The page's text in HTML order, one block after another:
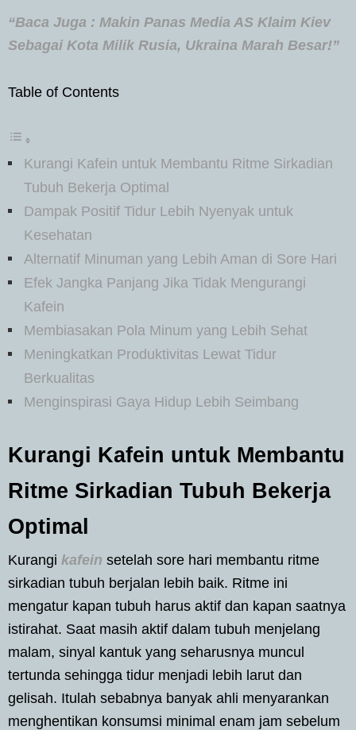
“Baca Juga : Makin Panas Media AS Klaim Kiev
Sebagai Kota Milik Rusia, Ukraina Marah Besar!”
Table of Contents
Kurangi Kafein untuk Membantu Ritme Sirkadian
Tubuh Bekerja Optimal
Dampak Positif Tidur Lebih Nyenyak untuk
Kesehatan
Alternatif Minuman yang Lebih Aman di Sore Hari
Efek Jangka Panjang Jika Tidak Mengurangi
Kafein
Membiasakan Pola Minum yang Lebih Sehat
Meningkatkan Produktivitas Lewat Tidur
Berkualitas
Menginspirasi Gaya Hidup Lebih Seimbang
Kurangi Kafein untuk Membantu
Ritme Sirkadian Tubuh Bekerja
Optimal
Kurangi kafein setelah sore hari membantu ritme
sirkadian tubuh berjalan lebih baik. Ritme ini
mengatur kapan tubuh harus aktif dan kapan saatnya
istirahat. Saat masih aktif dalam tubuh menjelang
malam, sinyal kantuk yang seharusnya muncul
tertunda sehingga tidur menjadi lebih larut dan
gelisah. Itulah sebabnya banyak ahli menyarankan
menghentikan konsumsi minimal enam jam sebelum